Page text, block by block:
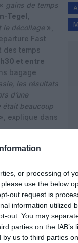
or processing of
use the below
out request is
information utilized
out. You may
parties on the IAB’s
by us to third parties
gains de temps
Tegel,
le décollage »,
Fast
des temps
et entre
bagage
les résultats
d’une
était beaucoup
», explique dans